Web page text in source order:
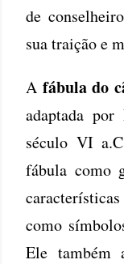
de
sua traição e
A fábula do
adaptada
século VI
fábula como
como
Ele também